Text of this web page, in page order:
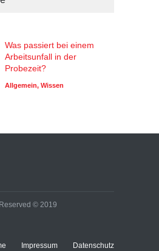
Was passiert bei einem
Arbeitsunfall in der
Probezeit?
Allgemein, Wissen
© 2019
Impressum Datenschutz